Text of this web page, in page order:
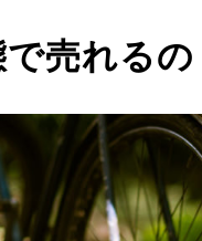
売れるの